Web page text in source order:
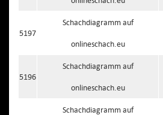
5197
Schachdiagramm auf
onlineschach.eu
5196
Schachdiagramm auf
onlineschach.eu
Schachdiagramm auf